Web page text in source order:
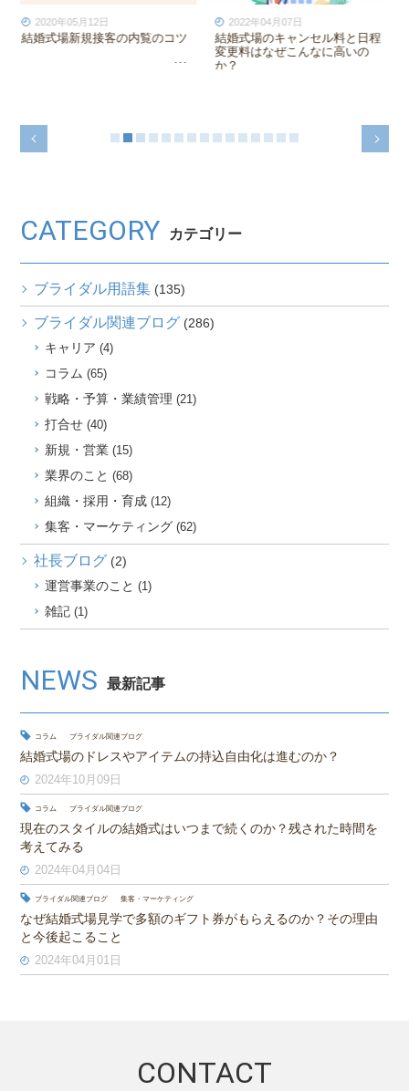
2024年01月17日
値引きが増えると熱量高いファ
2019年12月01日
【打合せプランナー向け】ロー
プレのコツ
CATEGORY カテゴリー
ブライダル用語集 (135)
ブライダル関連ブログ (286)
キャリア (4)
コラム (65)
戦略・予算・業績管理 (21)
打合せ(40)
新規・営業(15)
業界のこと (68)
組織・採用・育成(12)
集客・マーケティング(62)
社長ブログ (2)
運営事業のこと (1)
雑記(1)
NEWS 最新記事
コラム ブライダル関連ブログ
結婚式場のドレスやアイテムの持込自由化は進むのか？
2024年10月09日
コラム ブライダル関連ブログ
現在のスタイルの結婚式はいつまで続くのか？残された時間を
考えてみる
2024年04月04日
ブライダル関連ブログ 集客・マーケティング
なぜ結婚式場見学で多額のギフト券がもらえるのか？その理由
と今後起こること
2024年04月01日
CONTACT